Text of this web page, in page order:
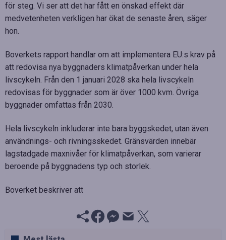
för steg. Vi ser att det har fått en önskad effekt där
medvetenheten verkligen har ökat de senaste åren, säger
hon.
Boverkets rapport handlar om att implementera EU:s krav på
att redovisa nya byggnaders klimatpåverkan under hela
livscykeln. Från den 1 januari 2028 ska hela livscykeln
redovisas för byggnader som är över 1000 kvm. Övriga
byggnader omfattas från 2030.
Hela livscykeln inkluderar inte bara byggskedet, utan även
användnings- och rivningsskedet. Gränsvärden innebär
lagstadgade maxnivåer för klimatpåverkan, som varierar
beroende på byggnadens typ och storlek.
Boverket beskriver att